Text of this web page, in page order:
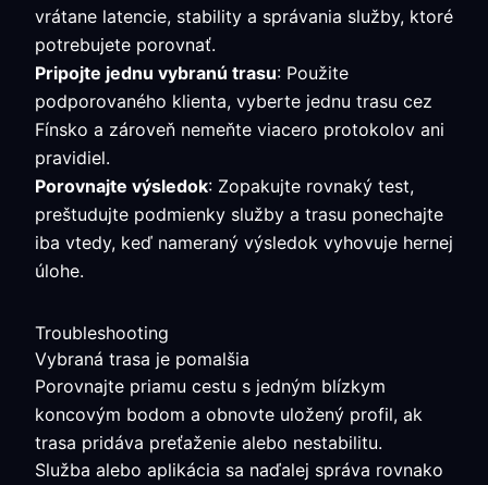
vrátane latencie, stability a správania služby, ktoré
potrebujete porovnať.
Pripojte jednu vybranú trasu: Použite
podporovaného klienta, vyberte jednu trasu cez
Fínsko a zároveň nemeňte viacero protokolov ani
pravidiel.
Porovnajte výsledok: Zopakujte rovnaký test,
preštudujte podmienky služby a trasu ponechajte
iba vtedy, keď nameraný výsledok vyhovuje hernej
úlohe.
Troubleshooting
Vybraná trasa je pomalšia
Porovnajte priamu cestu s jedným blízkym
koncovým bodom a obnovte uložený profil, ak
trasa pridáva preťaženie alebo nestabilitu.
Služba alebo aplikácia sa naďalej správa rovnako